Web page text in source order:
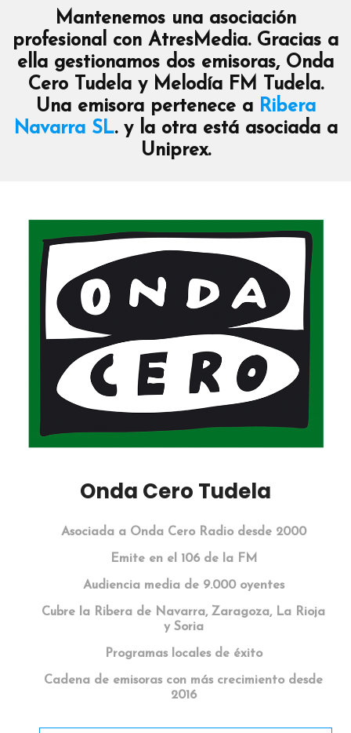
Mantenemos una asociación
profesional con AtresMedia. Gracias a
ella gestionamos dos emisoras, Onda
Cero Tudela y Melodía FM Tudela.
Una emisora pertenece a Ribera
Navarra SL. y la otra está asociada a
Uniprex.
Onda Cero Tudela
Asociada a Onda Cero Radio desde 2000
Emite en el 106 de la FM
Audiencia media de 9.000 oyentes
Cubre la Ribera de Navarra, Zaragoza, La Rioja
y Soria
Programas locales de éxito
Cadena de emisoras con más crecimiento desde
2016